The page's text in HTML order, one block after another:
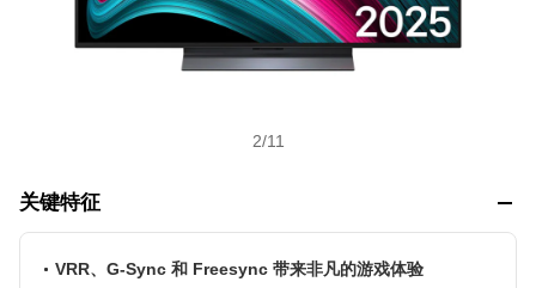
2/11
关键特征
VRR、G-Sync 和 Freesync 带来非凡的游戏体验